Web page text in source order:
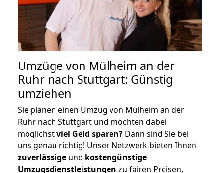
Umzüge von Mülheim an der
Ruhr nach Stuttgart: Günstig
umziehen
Sie planen einen Umzug von Mülheim an der
Ruhr nach Stuttgart und möchten dabei
möglichstviel Geld sparen? Dann sind Sie bei
uns genau richtig! Unser Netzwerk bieten Ihnen
zuverlässige und kostengünstige
Umzugsdienstleistungen zu fairen Preisen,